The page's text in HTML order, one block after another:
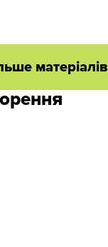
матеріалів